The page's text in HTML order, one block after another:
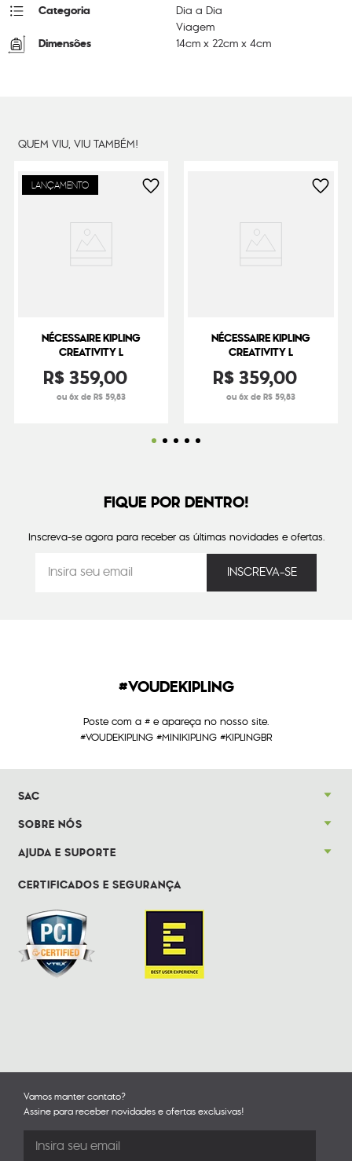
Categoria
Dia a Dia
Viagem
Dimensões 14cm x22cm x4cm
QUEM VIU, VIU TAMBÉM!
LANÇAMENTO
NÉCESSAIRE KIPLING
CREATIVITY L
R$359,00
ou 6x de R$ 59,83
NÉCESSAIRE KIPLING
CREATIVITY L
R$359,00
ou 6x de R$ 59,83
FIQUE POR DENTRO!
Inscreva-se agora para receber as últimas novidades e ofertas.
#VOUDEKIPLING
Poste com a # e apareça no nosso site.
#VOUDEKIPLING #MINIKIPLING #KIPLINGBR
SAC
SOBRE NÓS
AJUDA E SUPORTE
CERTIFICADOS E SEGURANÇA
Vamos manter contato?
Assine para receber novidades e ofertas exclusivas!